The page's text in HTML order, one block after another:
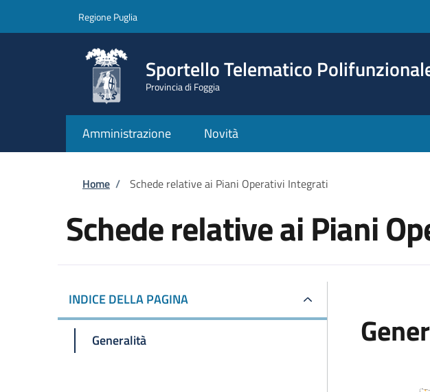
Regione Puglia
Sportello Telematico
Provincia di Foggia
Amministrazione Novità
Briciole di pane
Home / Schede relative ai Piani Operativi Integrati
Schede relative ai Piani
INDICE DELLA PAGINA
Generalità